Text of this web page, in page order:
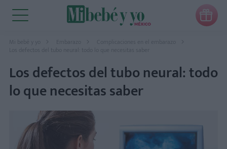

Mi bebé y yo Embarazo
Los defectos del tubo neural: todo lo que necesitas saber
Los defectos del tubo neural: todo
lo que necesitas saber